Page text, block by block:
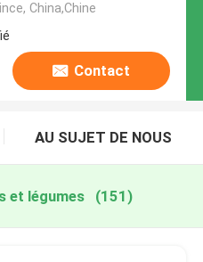
China,Chine
Contact
AU SUJET DE NOUS
et légumes (151)